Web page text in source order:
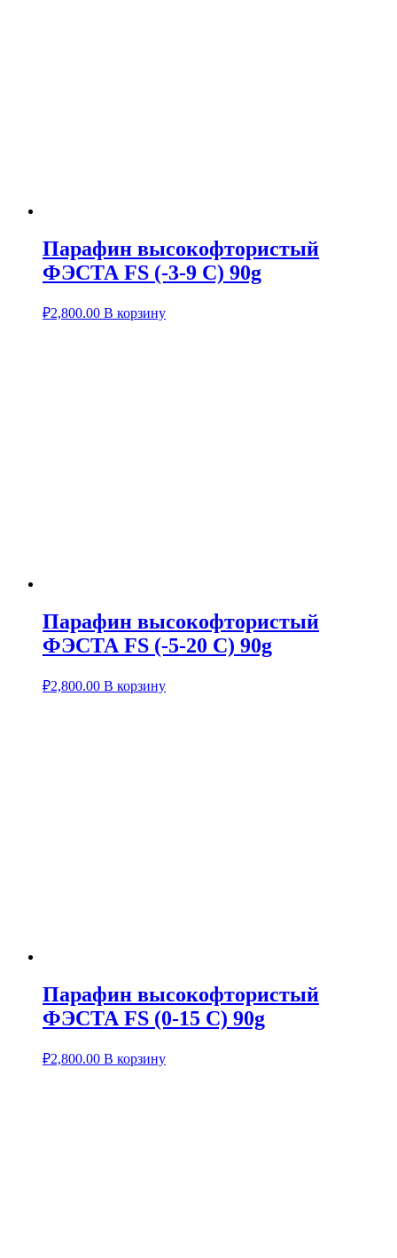
Парафин высокофтористый
ФЭСТА FS (-3-9 C) 90g
₽2,800.00 В корзину
Парафин высокофтористый
ФЭСТА FS (-5-20 C) 90g
₽2,800.00 В корзину
Парафин высокофтористый
ФЭСТА FS (0-15 C) 90g
₽2,800.00 В корзину